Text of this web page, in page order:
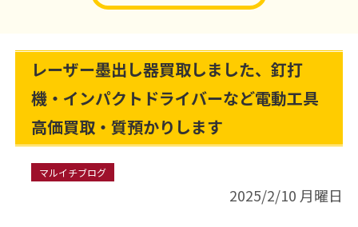
レーザー墨出し器買取しました、釘打
機・インパクトドライバーなど電動工具
高価買取・質預かりします
マルイチブログ
2025/2/10 月曜日